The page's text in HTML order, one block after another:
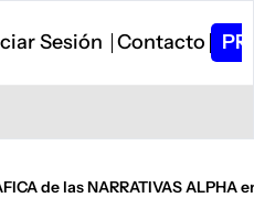
Sesión Contacto
en Crypto
en YouTube
de las NARRATIVAS ALPHA